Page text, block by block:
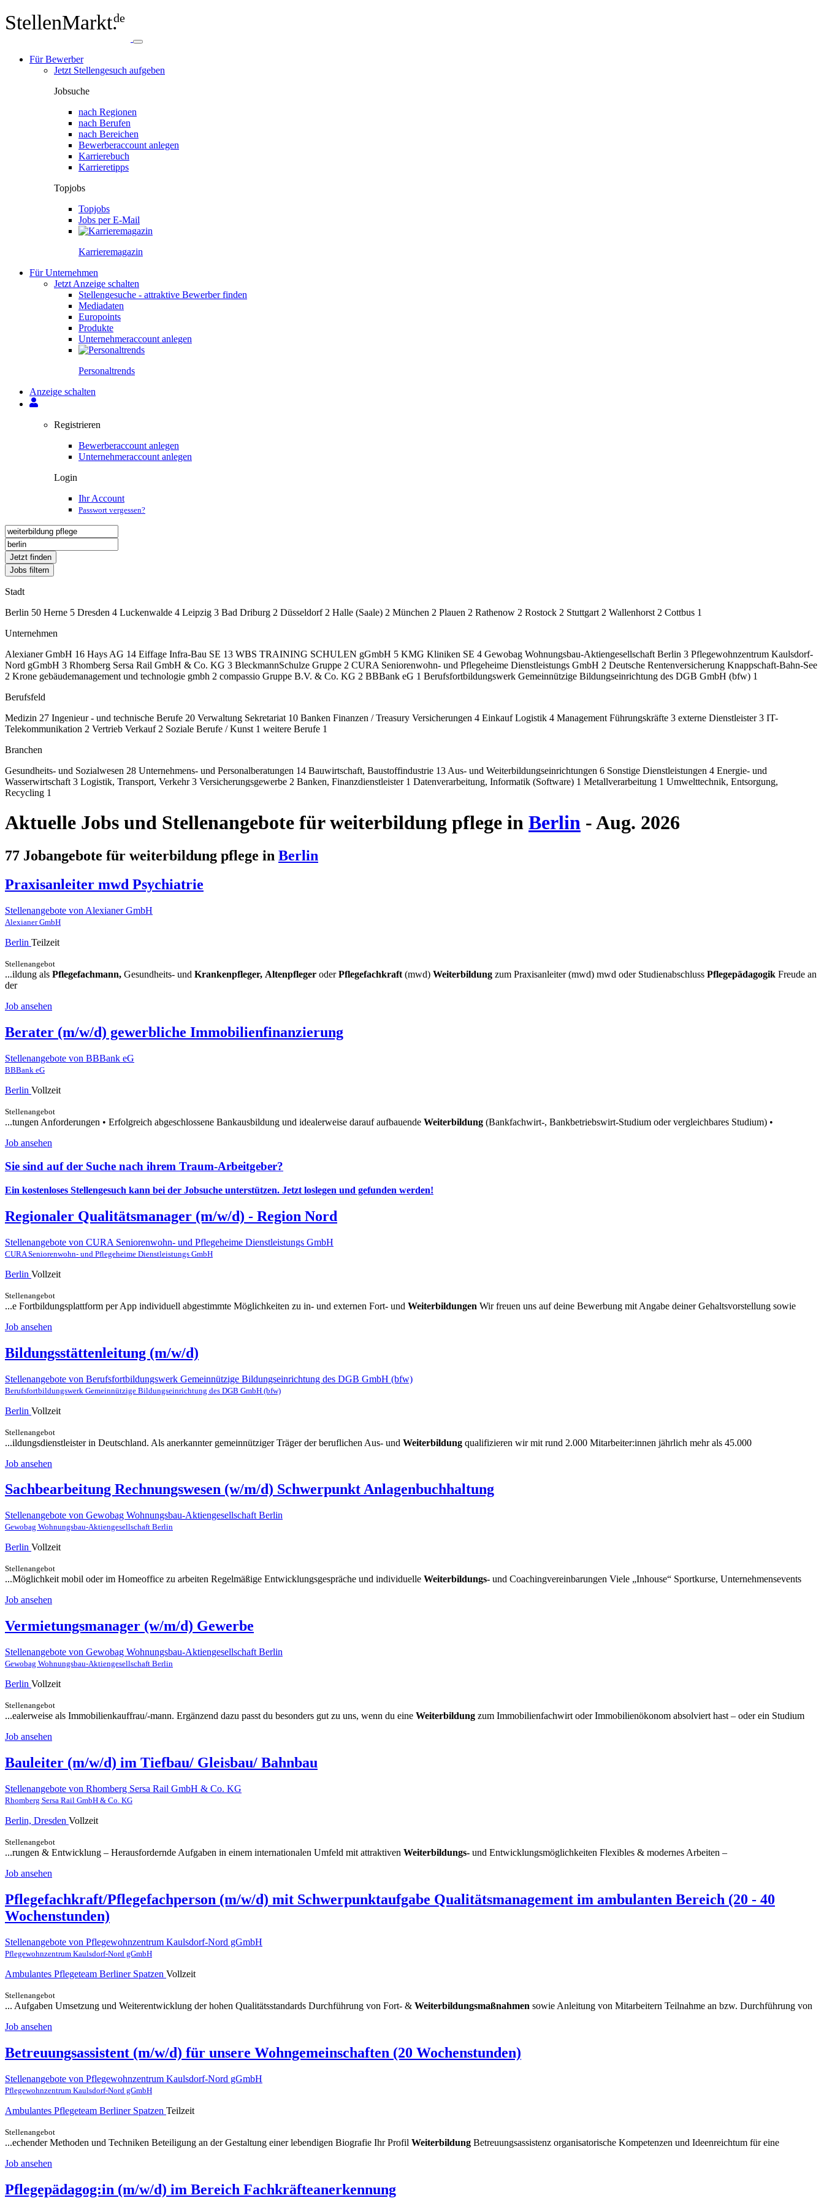
StellenMarkt.de
Für Bewerber
Jetzt Stellengesuch aufgeben
Jobsuche
nach Regionen
nach Berufen
nach Bereichen
Bewerberaccount anlegen
Karrierebuch
Karrieretipps
Topjobs
Topjobs
Jobs per E-Mail
Karriere­magazin
Für Unternehmen
Jetzt Anzeige schalten
Stellengesuche - attraktive Bewerber finden
Mediadaten
Europoints
Produkte
Unternehmeraccount anlegen
Personal­trends
Anzeige schalten
Registrieren
Bewerberaccount anlegen
Unternehmeraccount anlegen
Login
Ihr Account
Passwort vergessen?
Jetzt finden
Jobs filtern
Stadt
Berlin 50 Herne 5 Dresden 4 Luckenwalde 4 Leipzig 3 Bad Driburg 2 Düsseldorf 2 Halle (Saale) 2 München 2 Plauen 2 Rathenow 2 Rostock 2 Stuttgart 2 Wallenhorst 2 Cottbus 1
Unternehmen
Alexianer GmbH 16 Hays AG 14 Eiffage Infra-Bau SE 13 WBS TRAINING SCHULEN gGmbH 5 KMG Kliniken SE 4 Gewobag Wohnungsbau-Aktiengesellschaft Berlin 3 Pflegewohnzentrum Kaulsdorf-
Nord gGmbH 3 Rhomberg Sersa Rail GmbH & Co. KG 3 BleckmannSchulze Gruppe 2 CURA Seniorenwohn- und Pflegeheime Dienstleistungs GmbH 2 Deutsche Rentenversicherung Knappschaft-Bahn-See
2 Krone gebäudemanagement und technologie gmbh 2 compassio Gruppe B.V. & Co. KG 2 BBBank eG 1 Berufsfortbildungswerk Gemeinnützige Bildungseinrichtung des DGB GmbH (bfw) 1
Berufsfeld
Medizin 27 Ingenieur - und technische Berufe 20 Verwaltung Sekretariat 10 Banken Finanzen /​ Treasury Versicherungen 4 Einkauf Logistik 4 Management Führungskräfte 3 externe Dienstleister3 IT-
Telekommunikation 2 Vertrieb Verkauf 2 Soziale Berufe /​ Kunst 1 weitere Berufe 1
Branchen
Gesundheits- und Sozialwesen 28 Unternehmens- und Personalberatungen 14 Bauwirtschaft, Baustoffindustrie 13 Aus- und Weiterbildungseinrichtungen 6 Sonstige Dienstleistungen 4 Energie- und
Wasserwirtschaft 3 Logistik, Transport, Verkehr3 Versicherungsgewerbe 2 Banken, Finanzdienstleister 1 Datenverarbeitung, Informatik (Software) 1 Metallverarbeitung 1 Umwelttechnik, Entsorgung,
Recycling 1
Aktuelle Jobs und Stellenangebote für weiterbildung pflege in Berlin - Aug. 2026
77 Jobangebote für weiterbildung pflege in Berlin
Praxisanleiter mwd Psychiatrie
Stellenangebote von Alexianer GmbH
Alexianer GmbH
Berlin Teilzeit
Stellenangebot
...ildung als Pflegefachmann, Gesundheits- und Krankenpfleger, Altenpfleger oderPflegefachkraft (mwd) Weiterbildung zum Praxisanleiter (mwd) mwd oder Studienabschluss Pflegepädagogik Freude an
der
Job ansehen
Berater (m/w/d) gewerbliche Immobilienfinanzierung
Stellenangebote von BBBank eG
BBBank eG
Berlin Vollzeit
Stellenangebot
...tungen Anforderungen • Erfolgreich abgeschlossene Bankausbildung und idealerweise darauf aufbauende Weiterbildung (Bankfachwirt-, Bankbetriebswirt-Studium oder vergleichbares Studium) •
Job ansehen
Sie sind auf der Suche nach ihrem Traum-Arbeitgeber?
Ein kostenloses Stellengesuch kann bei der Jobsuche unterstützen. Jetzt loslegen und gefunden werden!
Regionaler Qualitätsmanager (m/w/d) - Region Nord
Stellenangebote von CURA Seniorenwohn- und Pflegeheime Dienstleistungs GmbH
CURA Seniorenwohn- und Pflegeheime Dienstleistungs GmbH
Berlin Vollzeit
Stellenangebot
...e Fortbildungsplattform per App individuell abgestimmte Möglichkeiten zu in- und externen Fort- und Weiterbildungen Wir freuen uns auf deine Bewerbung mit Angabe deiner Gehaltsvorstellung sowie
Job ansehen
Bildungsstättenleitung (m/w/d)
Stellenangebote von Berufsfortbildungswerk Gemeinnützige Bildungseinrichtung des DGB GmbH (bfw)
Berufsfortbildungswerk Gemeinnützige Bildungseinrichtung des DGB GmbH (bfw)
Berlin Vollzeit
Stellenangebot
...ildungsdienstleister in Deutschland. Als anerkannter gemeinnütziger Träger der beruflichen Aus- und Weiterbildung qualifizieren wir mit rund 2.000 Mitarbeiter:innen jährlich mehr als 45.000
Job ansehen
Sachbearbeitung Rechnungswesen (w/m/d) Schwerpunkt Anlagenbuchhaltung
Stellenangebote von Gewobag Wohnungsbau-Aktiengesellschaft Berlin
Gewobag Wohnungsbau-Aktiengesellschaft Berlin
Berlin Vollzeit
Stellenangebot
...Möglichkeit mobil oder im Homeoffice zu arbeiten Regelmäßige Entwicklungsgespräche und individuelle Weiterbildungs- und Coachingvereinbarungen Viele „Inhouse“ Sportkurse, Unternehmensevents
Job ansehen
Vermietungsmanager (w/m/d) Gewerbe
Stellenangebote von Gewobag Wohnungsbau-Aktiengesellschaft Berlin
Gewobag Wohnungsbau-Aktiengesellschaft Berlin
Berlin Vollzeit
Stellenangebot
...ealerweise als Immobilienkauffrau/-mann. Ergänzend dazu passt du besonders gut zu uns, wenn du eine Weiterbildung zum Immobilienfachwirt oder Immobilienökonom absolviert hast – oder ein Studium
Job ansehen
Bauleiter (m/w/d) im Tiefbau/ Gleisbau/ Bahnbau
Stellenangebote von Rhomberg Sersa Rail GmbH & Co. KG
Rhomberg Sersa Rail GmbH & Co. KG
Berlin, Dresden Vollzeit
Stellenangebot
...rungen & Entwicklung – Herausfordernde Aufgaben in einem internationalen Umfeld mit attraktiven Weiterbildungs- und Entwicklungsmöglichkeiten Flexibles & modernes Arbeiten –
Job ansehen
Pflegefachkraft/Pflegefachperson (m/w/d) mit Schwerpunktaufgabe Qualitätsmanagement im ambulanten Bereich (20 - 40
Wochenstunden)
Stellenangebote von Pflegewohnzentrum Kaulsdorf-Nord gGmbH
Pflegewohnzentrum Kaulsdorf-Nord gGmbH
Ambulantes Pflegeteam Berliner Spatzen Vollzeit
Stellenangebot
... Aufgaben Umsetzung und Weiterentwicklung der hohen Qualitätsstandards Durchführung von Fort- & Weiterbildungsmaßnahmen sowie Anleitung von Mitarbeitern Teilnahme an bzw. Durchführung von
Job ansehen
Betreuungsassistent (m/w/d) für unsere Wohngemeinschaften (20 Wochenstunden)
Stellenangebote von Pflegewohnzentrum Kaulsdorf-Nord gGmbH
Pflegewohnzentrum Kaulsdorf-Nord gGmbH
Ambulantes Pflegeteam Berliner Spatzen Teilzeit
Stellenangebot
...echender Methoden und Techniken Beteiligung an der Gestaltung einer lebendigen Biografie Ihr Profil Weiterbildung Betreuungsassistenz organisatorische Kompetenzen und Ideenreichtum für eine
Job ansehen
Pflegepädagog:in (m/w/d) im Bereich Fachkräfteanerkennung